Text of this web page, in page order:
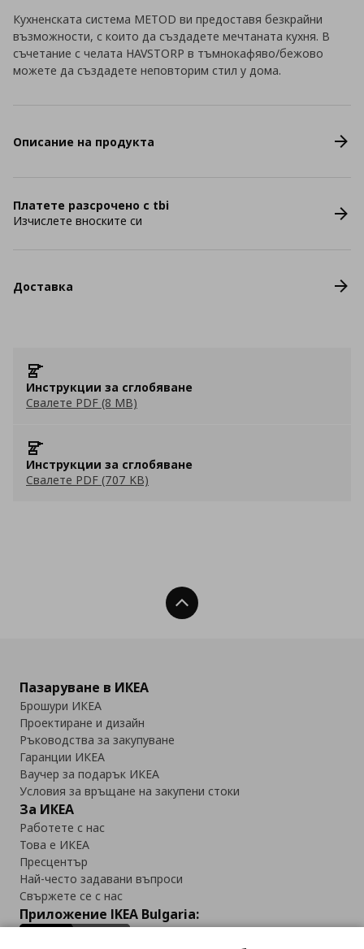
Кухненската система METOD ви предоставя безкрайни
възможности, с които да създадете мечтаната кухня. В
съчетание с челата HAVSTORP в тъмнокафяво/бежово
можете да създадете неповторим стил у дома.
Описание на продукта
Платете разсрочено с tbi
Изчислете вноските си
Доставка
Инструкции за сглобяване
Свалете PDF (8 MB)
Инструкции за сглобяване
Свалете PDF (707 KB)
Нагоре
Пазаруване в ИКЕА
Брошури ИКЕА
Проектиране и дизайн
Ръководства за закупуване
Гаранции ИКЕА
Ваучер за подарък ИКЕА
Условия за връщане на закупени стоки
За ИКЕА
Работете с нас
Това е ИКЕА
Пресцентър
Най-често задавани въпроси
Свържете се с нас
Приложение IKEA Bulgaria: